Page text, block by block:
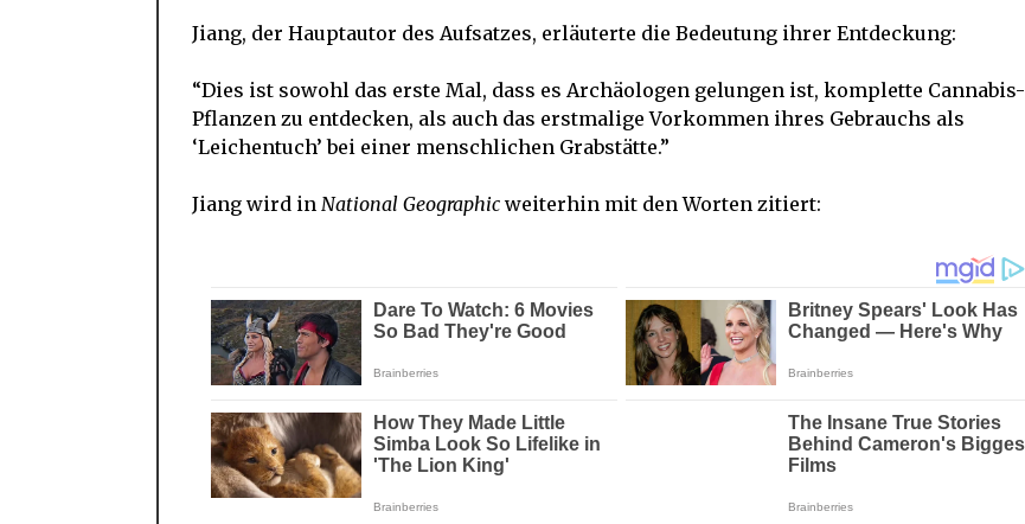
Jiang, der Hauptautor des Aufsatzes, erläuterte die Bedeutung ihrer Entdeckung:
“Dies ist sowohl das erste Mal, dass es Archäologen gelungen ist, komplette Cannabis-
Pflanzen zu entdecken, als auch das erstmalige Vorkommen ihres Gebrauchs als
‘Leichentuch’ bei einer menschlichen Grabstätte.”
Jiang wird in National Geographic weiterhin mit den Worten zitiert: